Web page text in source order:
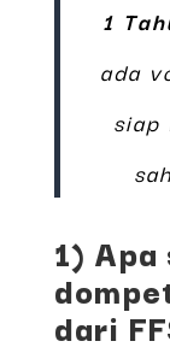
1
ada
siap
1)
dari